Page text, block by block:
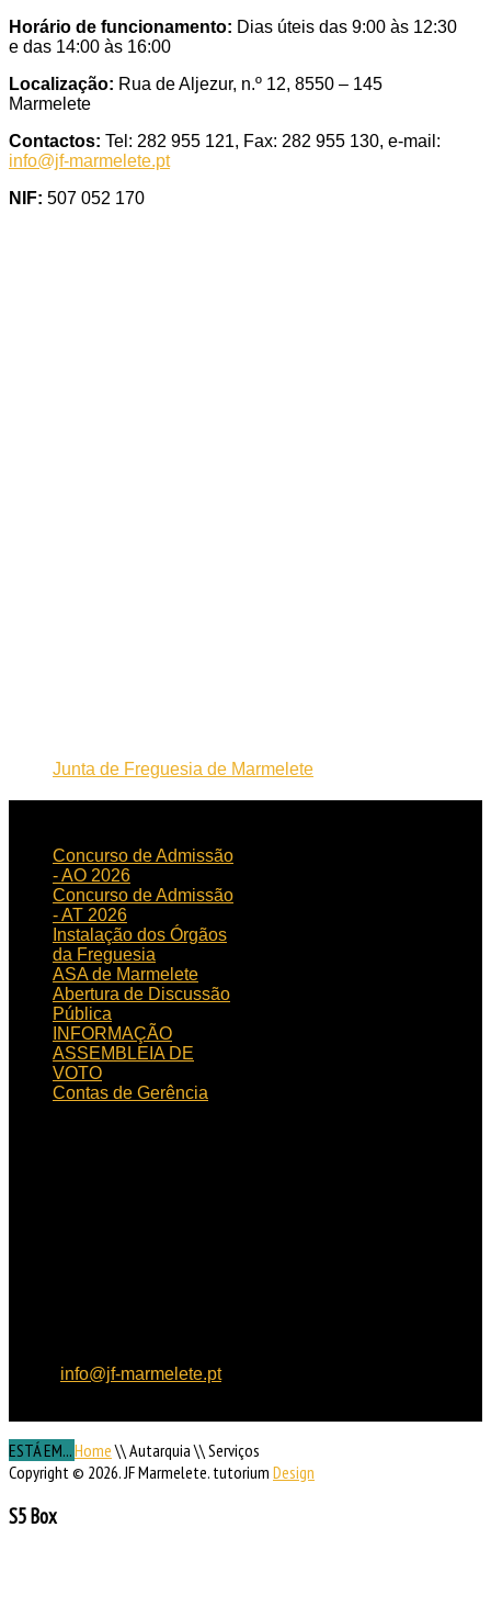
Horário de funcionamento: Dias úteis das 9:00 às 12:30
e das 14:00 às 16:00
Localização: Rua de Aljezur, n.º 12, 8550 – 145
Marmelete
Contactos: Tel: 282 955 121, Fax: 282 955 130, e-mail:
info@jf-marmelete.pt
NIF: 507 052 170
Junta de Freguesia de Marmelete
Concurso de Admissão
- AO 2026
Concurso de Admissão
- AT 2026
Instalação dos Órgãos
da Freguesia
ASA de Marmelete
Abertura de Discussão
Pública
INFORMAÇÃO
ASSEMBLEIA DE
VOTO
Contas de Gerência
info@jf-marmelete.pt
ESTÁ EM...Home\\ Autarquia\\ Serviços
Copyright © 2026. JF Marmelete. tutorium Design
S5 Box